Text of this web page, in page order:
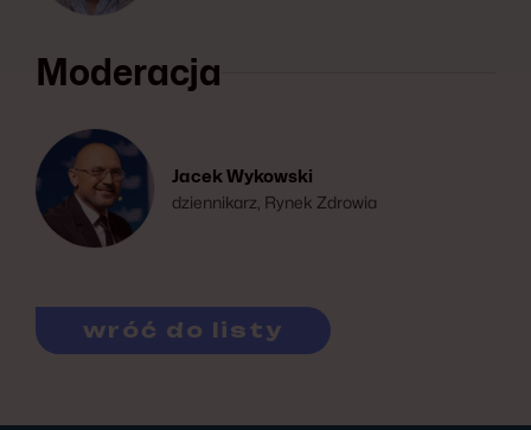
Moderacja
Jacek Wykowski
dziennikarz, Rynek Zdrowia
wróć do listy